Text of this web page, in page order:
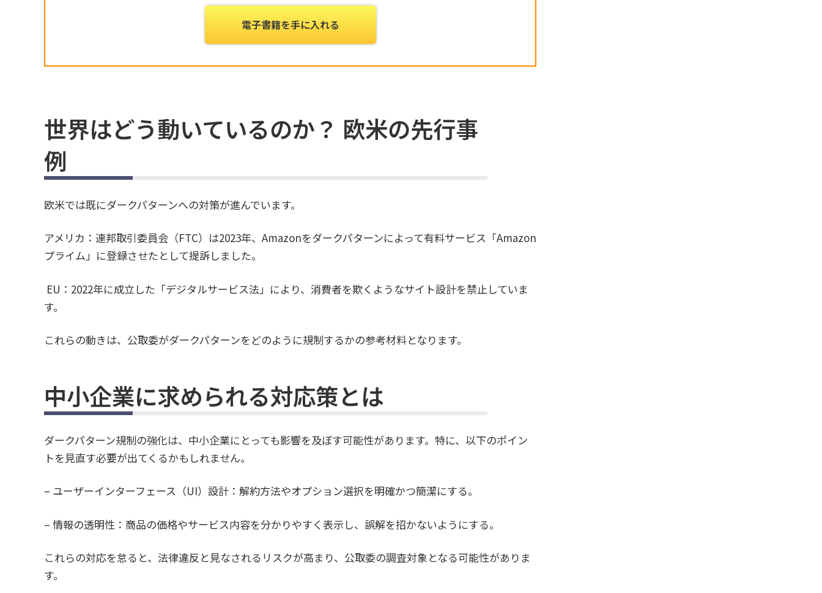
電子書籍を手に入れる
世界はどう動いているのか？ 欧米の先行事
例
欧米では既にダークパターンへの対策が進んでいます。
アメリカ：連邦取引委員会（FTC）は2023年、Amazonをダークパターンによって有料サービス「Amazon
プライム」に登録させたとして提訴しました。
EU：2022年に成立した「デジタルサービス法」により、消費者を欺くようなサイト設計を禁止していま
す。
これらの動きは、公取委がダークパターンをどのように規制するかの参考材料となります。
中小企業に求められる対応策とは
ダークパターン規制の強化は、中小企業にとっても影響を及ぼす可能性があります。特に、以下のポイン
トを見直す必要が出てくるかもしれません。
– ユーザーインターフェース（UI）設計：解約方法やオプション選択を明確かつ簡潔にする。
– 情報の透明性：商品の価格やサービス内容を分かりやすく表示し、誤解を招かないようにする。
これらの対応を怠ると、法律違反と見なされるリスクが高まり、公取委の調査対象となる可能性がありま
す。